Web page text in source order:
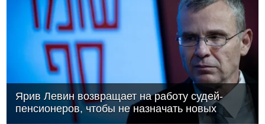
Ярив Левин возвращает на работу судей-
пенсионеров, чтобы не назначать новых